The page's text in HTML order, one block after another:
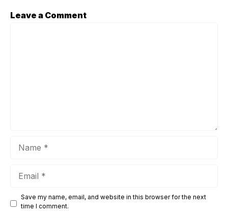
penting, serta bagaimana posisinya memengaruhi
Leave a Comment
Website
Save my name, email, and website in this browser for the next
time I comment.